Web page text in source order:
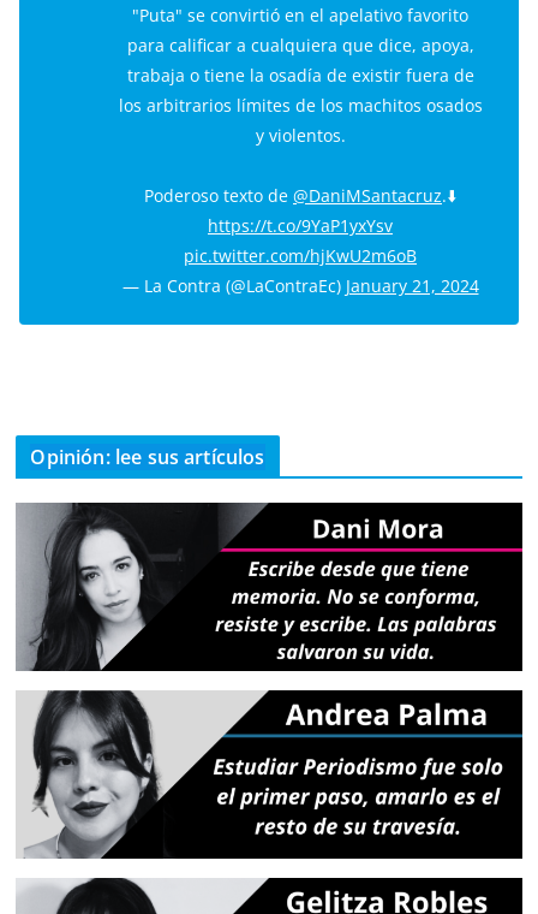
"Puta" se convirtió en el apelativo favorito
para calificar a cualquiera que dice, apoya,
trabaja o tiene la osadía de existir fuera de
los arbitrarios límites de los machitos osados
y violentos.
Poderoso texto de @DaniMSantacruz.⬇️
https://t.co/9YaP1yxYsv
pic.twitter.com/hjKwU2m6oB
— La Contra (@LaContraEc) January 21, 2024
Opinión: lee sus artículos